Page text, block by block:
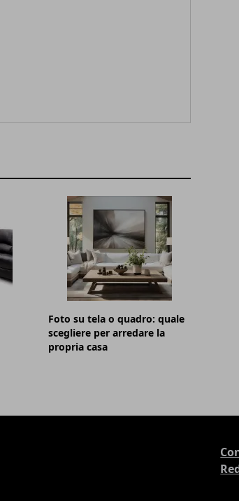
Foto su tela o quadro: quale
scegliere per arredare la
propria casa